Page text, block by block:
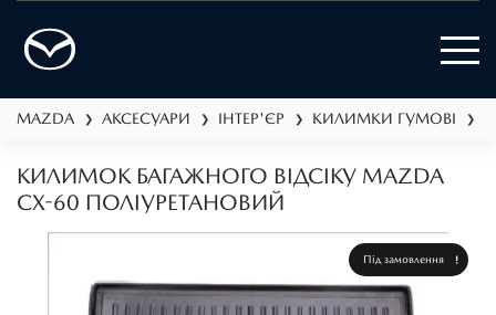
MAZDA ❯ АКСЕСУАРИ ❯ ІНТЕР'ЄР ❯ КИЛИМКИ ГУМОВІ ❯
КИЛИМОК БАГАЖНОГО ВІДСІКУ MAZDA
CX-60 ПОЛІУРЕТАНОВИЙ
Під замовлення